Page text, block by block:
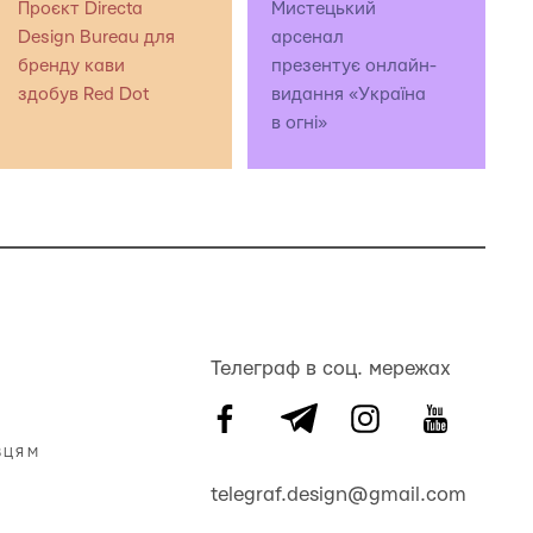
Проєкт Directa
Design Bureau для
бренду кави
здобув Red Dot
Мистецький
арсенал
презентує онлайн-
видання «Україна
в огні»
Телеграф в соц. мережах
telegraf.design@gmail.com